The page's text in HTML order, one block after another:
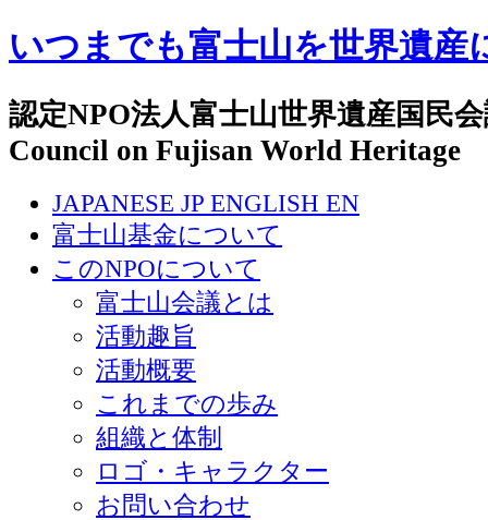
いつまでも富士山を世界遺産
認定NPO法人富士山世界遺産国民
Council on Fujisan World Heritage
JAPANESE JP ENGLISH EN
富士山基金について
このNPOについて
富士山会議とは
活動趣旨
活動概要
これまでの歩み
組織と体制
ロゴ・キャラクター
お問い合わせ